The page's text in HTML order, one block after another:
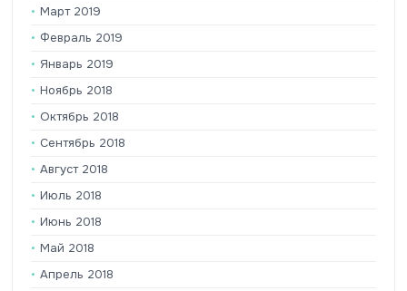
Март 2019
Февраль 2019
Январь 2019
Ноябрь 2018
Октябрь 2018
Сентябрь 2018
Август 2018
Июль 2018
Июнь 2018
Май 2018
Апрель 2018